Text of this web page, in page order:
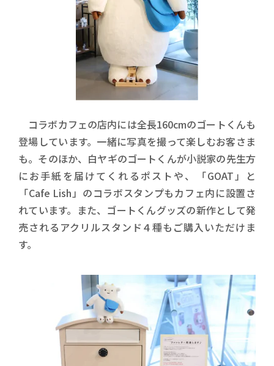
コラボカフェの店内には全長160cmのゴートくんも
登場しています。一緒に写真を撮って楽しむお客さま
も。そのほか、白ヤギのゴートくんが小説家の先生方
にお手紙を届けてくれるポストや、「GOAT」と
「Cafe Lish」のコラボスタンプもカフェ内に設置さ
れています。また、ゴートくんグッズの新作として発
売されるアクリルスタンド４種もご購入いただけま
す。